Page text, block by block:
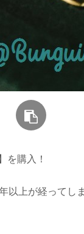
を購入！
以上が経ってし